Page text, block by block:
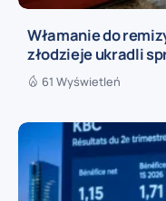
Włamanie do
złodzieje ukradli
61 Wyświetleń